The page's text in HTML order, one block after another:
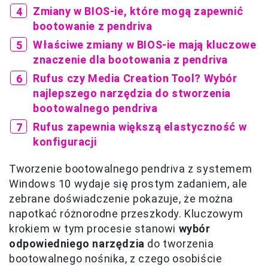
Zmiany w BIOS-ie, które mogą zapewnić
bootowanie z pendriva
Właściwe zmiany w BIOS-ie mają kluczowe
znaczenie dla bootowania z pendriva
Rufus czy Media Creation Tool? Wybór
najlepszego narzędzia do stworzenia
bootowalnego pendriva
Rufus zapewnia większą elastyczność w
konfiguracji
Tworzenie bootowalnego pendriva z systemem
Windows 10 wydaje się prostym zadaniem, ale
zebrane doświadczenie pokazuje, że można
napotkać różnorodne przeszkody. Kluczowym
krokiem w tym procesie stanowi wybór
odpowiedniego narzędzia do tworzenia
bootowalnego nośnika, z czego osobiście